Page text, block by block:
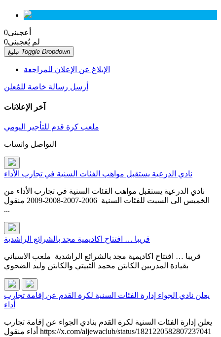
أعجبنى0
لم يُعجبنى0
Toggle Dropdown
الإبلاغ عن الإعلان للمراجعة
أرسل رسالة خاصة للمُعلن
آخر الإعلانات
ملعب كرة قدم للتأجير اليومي
نادي الدرعية يستقبل مواهب الفئات السنية في تجارب الأداء
نادي الدرعية يستقبل مواهب الفئات السنية في تجارب الأداء من
الخميس الى السبت للفئات السنية 2006-2007-2008-2009 منقول
...
قريبا … افتتاح اكاديمية مجد بالشرائع الراشدية
قريبا … افتتاح اكاديمية مجد بالشرائع الراشدية ملعب الاسباني
يعلن نادي الجواء إدارة الفئات السنية لكرة القدم عن إقامة تجارب
أداء
يعلن إدارة الفئات السنية لكرة القدم بنادي الجواء عن إقامة تجارب
أداء منقول https://x.com/aljewaclub/status/1821220582807237041